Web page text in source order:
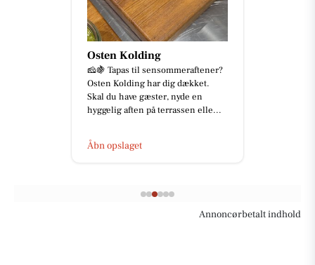
Osten Kolding
🧀🍇 Tapas til sensommeraftener?
Osten Kolding har dig dækket.
Skal du have gæster, nyde en
hyggelig aften på terrassen elle...
Åbn opslaget
Annoncørbetalt indhold